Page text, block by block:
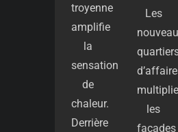
troyenne
amplifie
la
sensation
de
chaleur.
Derrière
Les
les
façades